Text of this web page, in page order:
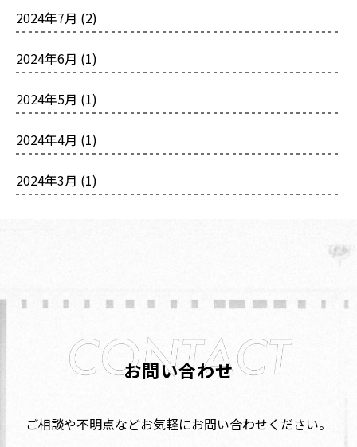
2024年7月 (2)
2024年6月 (1)
2024年5月 (1)
2024年4月 (1)
2024年3月 (1)
お問い合わせ
ご相談や不明点などお気軽にお問い合わせください。